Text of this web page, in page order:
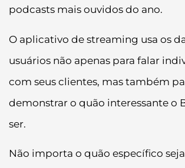
podcasts mais ouvidos do ano.
O aplicativo de streaming usa os
usuários não apenas para falar
com seus clientes, mas também
demonstrar o quão interessante o
ser.
Não importa o quão específico